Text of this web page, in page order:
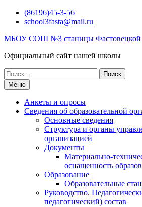
Перейти(86196)45-3-56
school3fasta@mail.ru
МБОУ СОШ №3 станицы Фастовецкой
Официальный сайт нашей школы
Поиск
по:Меню
Анкеты и опросы
Сведения об образовательной
Основные сведения
Структура и органы
организацией
Документы
Материально-
оснащенность
Образование
Образовательные
Руководство.
педагогический) состав